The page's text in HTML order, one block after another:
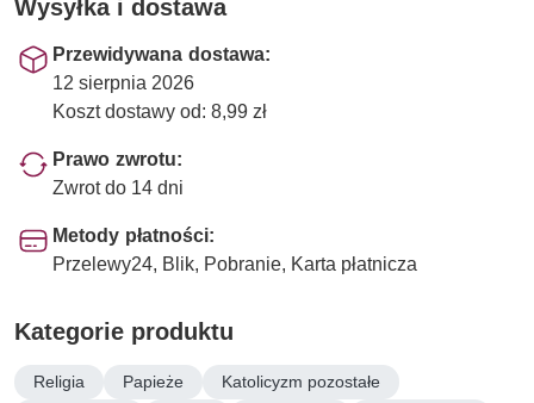
Wysyłka i dostawa
Przewidywana dostawa:
12 sierpnia 2026
Koszt dostawy od: 8,99 zł
Prawo zwrotu:
Zwrot do 14 dni
Metody płatności:
Przelewy24, Blik, Pobranie, Karta płatnicza
Kategorie produktu
Religia Papieże
Katolicyzm pozostałe